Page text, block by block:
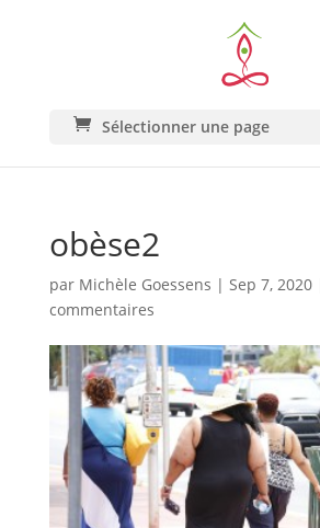
Sélectionner une page
obèse2
par Michèle Goessens | Sep 7, 2020
commentaires